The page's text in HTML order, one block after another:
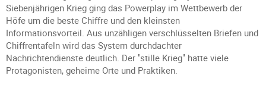
Siebenjährigen Krieg ging das Powerplay im Wettbewerb der
Höfe um die beste Chiffre und den kleinsten
Informationsvorteil. Aus unzähligen verschlüsselten Briefen und
Chiffrentafeln wird das System durchdachter
Nachrichtendienste deutlich. Der "stille Krieg" hatte viele
Protagonisten, geheime Orte und Praktiken.